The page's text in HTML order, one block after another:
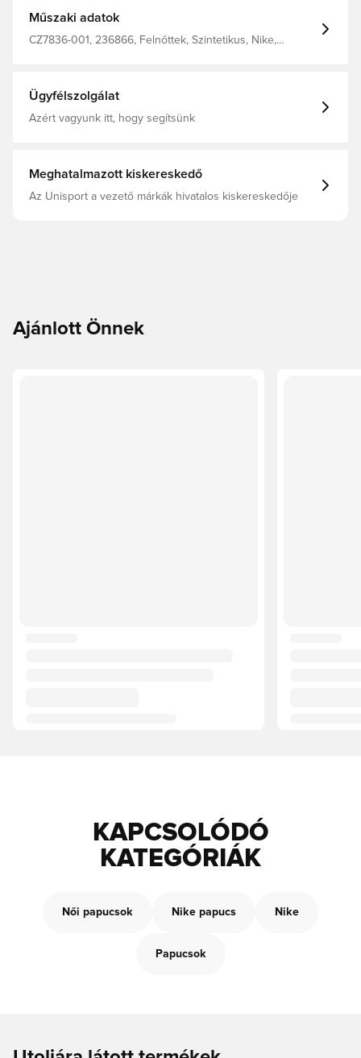
Műszaki adatok
CZ7836-001, 236866, Felnőttek, Szintetikus, Nike,
Ügyfélszolgálat
Azért vagyunk itt, hogy segítsünk
Meghatalmazott kiskereskedő
Az Unisport a vezető márkák hivatalos kiskereskedője
Ajánlott Önnek
KAPCSOLÓDÓ
KATEGÓRIÁK
Női papucsok Nike papucs Nike
Papucsok